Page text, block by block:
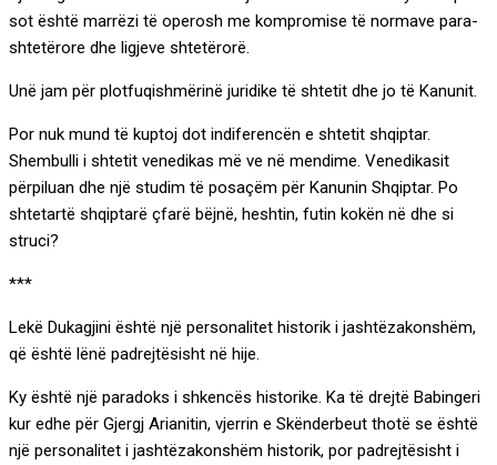
sot është marrëzi të operosh me kompromise të normave para-
shtetërore dhe ligjeve shtetërorë.
Unë jam për plotfuqishmërinë juridike të shtetit dhe jo të Kanunit.
Por nuk mund të kuptoj dot indiferencën e shtetit shqiptar.
Shembulli i shtetit venedikas më ve në mendime. Venedikasit
përpiluan dhe një studim të posaçëm për Kanunin Shqiptar. Po
shtetartë shqiptarë çfarë bëjnë, heshtin, futin kokën në dhe si
struci?
***
Lekë Dukagjini është një personalitet historik i jashtëzakonshëm,
që është lënë padrejtësisht në hije.
Ky është një paradoks i shkencës historike. Ka të drejtë Babingeri
kur edhe për Gjergj Arianitin, vjerrin e Skënderbeut thotë se është
një personalitet i jashtëzakonshëm historik, por padrejtësisht i